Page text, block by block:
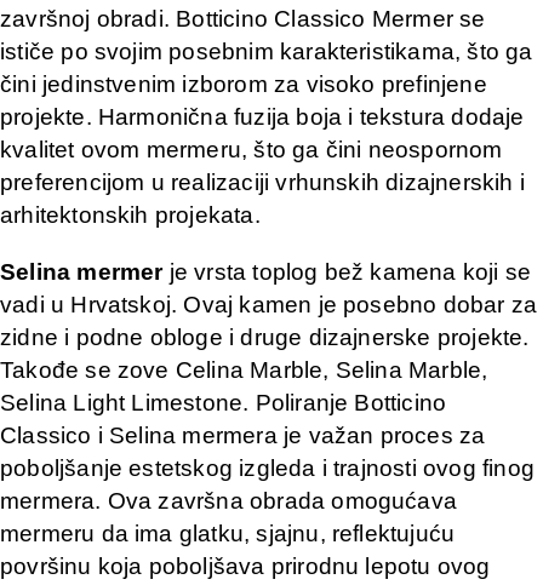
završnoj obradi. Botticino Classico Mermer se
ističe po svojim posebnim karakteristikama, što ga
čini jedinstvenim izborom za visoko prefinjene
projekte. Harmonična fuzija boja i tekstura dodaje
kvalitet ovom mermeru, što ga čini neospornom
preferencijom u realizaciji vrhunskih dizajnerskih i
arhitektonskih projekata.
Selina mermerje vrsta toplog bež kamena koji se
vadi u Hrvatskoj. Ovaj kamen je posebno dobar za
zidne i podne obloge i druge dizajnerske projekte.
Takođe se zove Celina Marble, Selina Marble,
Selina Light Limestone. Poliranje Botticino
Classico i Selina mermera je važan proces za
poboljšanje estetskog izgleda i trajnosti ovog finog
mermera. Ova završna obrada omogućava
mermeru da ima glatku, sjajnu, reflektujuću
površinu koja poboljšava prirodnu lepotu ovog